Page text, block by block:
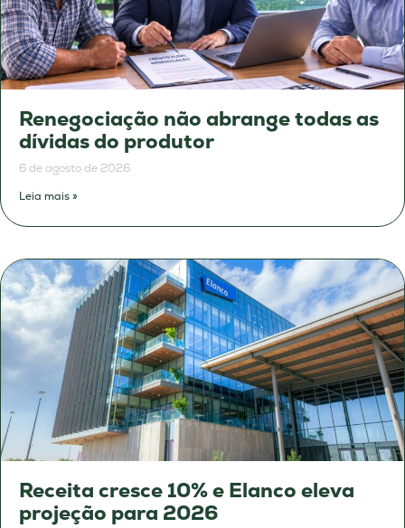
Renegociação não abrange todas as
dívidas do produtor
6 de agosto de 2026
Leia mais »
Receita cresce 10% e Elanco eleva
projeção para 2026